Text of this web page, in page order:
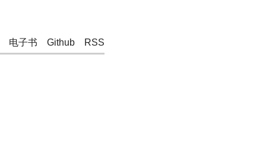
电子书 Github RSS